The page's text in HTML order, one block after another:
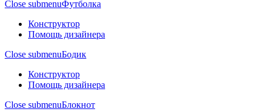
Close submenuФутболка
Конструктор
Помощь дизайнера
Close submenuБодик
Конструктор
Помощь дизайнера
Close submenuБлокнот